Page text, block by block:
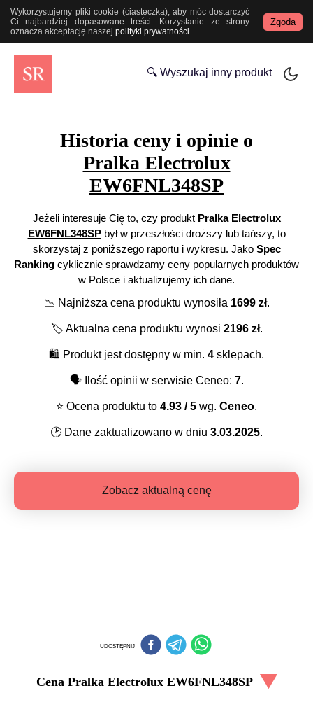
Wykorzystujemy pliki cookie (ciasteczka), aby móc dostarczyć
Ci najbardziej dopasowane treści. Korzystanie ze strony
oznacza akceptację naszej polityki prywatności.
Zgoda
🔍 Wyszukaj inny produkt
Historia ceny i opinie o
Pralka Electrolux
EW6FNL348SP
Jeżeli interesuje Cię to, czy produkt Pralka Electrolux
EW6FNL348SPbył w przeszłości droższy lub tańszy, to
skorzystaj z poniższego raportu i wykresu. Jako Spec
Ranking cyklicznie sprawdzamy ceny popularnych produktów
w Polsce i aktualizujemy ich dane.
📉 Najniższa cena produktu wynosiła 1699zł.
🏷️ Aktualna cena produktu wynosi 2196zł.
🛍️ Produkt jest dostępny w min. 4 sklepach.
🗣️Ilość opinii w serwisie Ceneo: 7.
⭐️ Ocena produktu to 4.93 / 5 wg. Ceneo.
🕑 Dane zaktualizowano w dniu 3.03.2025.
Zobacz aktualną cenę
UDOSTĘPNIJ
Cena Pralka Electrolux EW6FNL348SP